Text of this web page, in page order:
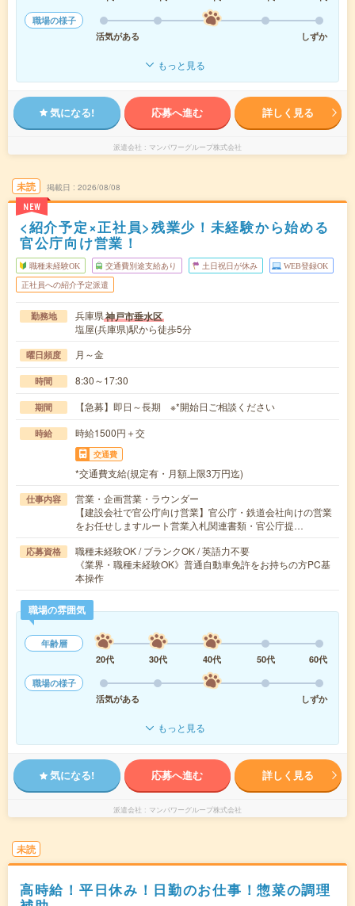
職場の様子
活気がある
しずか
もっと見る
気になる! 応募へ進む 詳しく見る
派遣会社 マンパワーグループ株式会社
未読
NEW
掲載日 2026/08/08
<紹介予定×正社員>残業少！未経験から始める
官公庁向け営業！
職種未経験OK 交通費別途支給あり 土日祝日が休み WEB登録OK
正社員への紹介予定派遣
勤務地 兵庫県神戸市垂水区
塩屋(兵庫県)駅から徒歩5分
曜日頻度 月～金
時間 8:30～17:30
期間 【急募】即日～長期 ※*開始日ご相談ください
時給 時給1500円＋交
交通費
*交通費支給(規定有・月額上限3万円迄)
仕事内容
営業・企画営業・ラウンダー
【建設会社で官公庁向け営業】官公庁・鉄道会社向けの営業
をお任せしますルート営業入札関連書類・官公庁提…
応募資格
職種未経験OK / ブランクOK / 英語力不要
《業界・職種未経験OK》普通自動車免許をお持ちの方PC基
本操作
職場の雰囲気
年齢層
20代
30代 40代 50代
60代
職場の様子
活気がある
しずか
もっと見る
気になる! 応募へ進む 詳しく見る
派遣会社 マンパワーグループ株式会社
未読
高時給！平日休み！日勤のお仕事！惣菜の調理